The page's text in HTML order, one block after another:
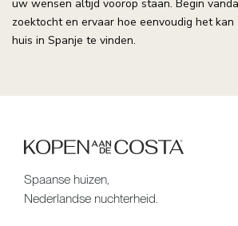
uw wensen altijd voorop staan. Begin
zoektocht en ervaar hoe eenvoudig het
huis in Spanje te vinden.
Spaanse huizen,
Nederlandse nuchterheid.